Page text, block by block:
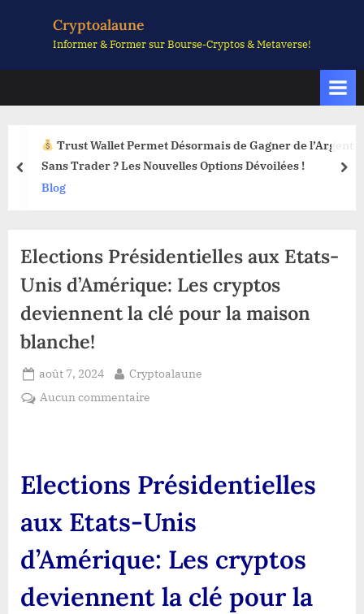
Cryptoalaune
Informer & Former sur Bourse-Cryptos & Metaverse!
Trust Wallet Permet Désormais de Gagner de l’Argent
Sans Trader ? Les Nouvelles Options Dévoilées !
Blog
prev
Elections Présidentielles aux Etats-
Unis d’Amérique: Les cryptos
deviennent la clé pour la maison
blanche!
Posted
on
août 7, 2024 By
Cryptoalaune
Aucun commentaire
Etats-
Unis
Les
deviennent
clé
Elections Présidentielles
aux Etats-Unis
d’Amérique: Les cryptos
deviennent la clé pour la